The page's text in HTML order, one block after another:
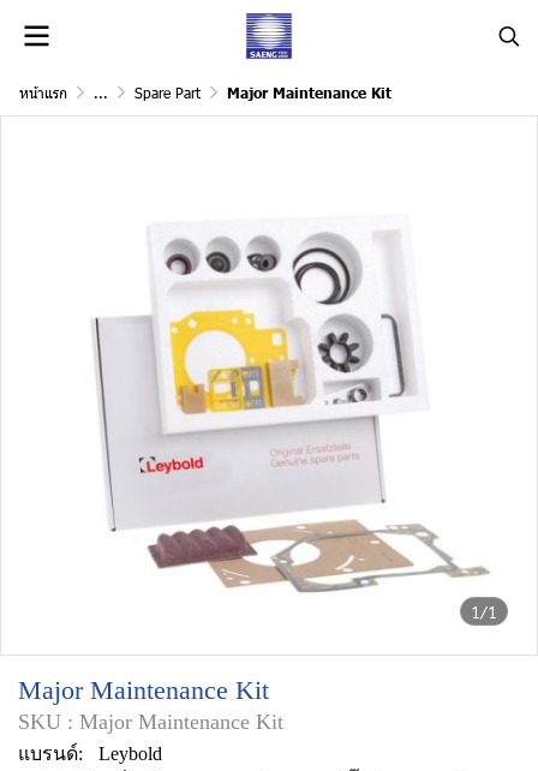
หน้าแรก ... Spare Part Major Maintenance Kit
1/1
Major Maintenance Kit
SKU : Major Maintenance Kit
แบรนด์:
Leybold